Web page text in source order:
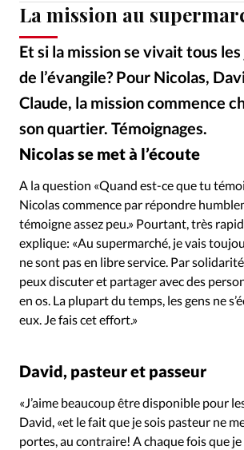
Tous les articles
Faire un don
Emploi
Se connecter
Édition: Internationale
RUBRIQUES
Tous les articles
Actualité chrétienne
Actualité internationale
Chronique
Dossier
Eglises Foi Génération
Opinions
Publireportage
Société
Tour du monde des Eglises
La mission au
Et si la mission se vivait tous
de l’évangile? Pour Nicolas,
Claude, la mission commence
son quartier. Témoignages.
Nicolas se met à l’écoute
A la question «Quand est-ce que tu
Nicolas commence par répondre
témoigne assez peu.» Pourtant, très
explique: «Au supermarché, je vais
ne sont pas en libre service. Par
peux discuter et partager avec des
en os. La plupart du temps, les gens ne
eux. Je fais cet effort.»
David, pasteur et passeur
«J’aime beaucoup être disponible pour
David, «et le fait que je sois pasteur ne
portes, au contraire! A chaque fois que